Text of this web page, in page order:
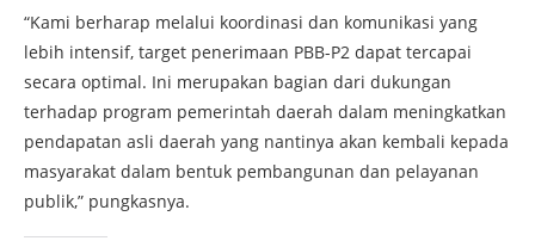
“Kami berharap melalui koordinasi dan komunikasi yang
lebih intensif, target penerimaan PBB-P2 dapat tercapai
secara optimal. Ini merupakan bagian dari dukungan
terhadap program pemerintah daerah dalam meningkatkan
pendapatan asli daerah yang nantinya akan kembali kepada
masyarakat dalam bentuk pembangunan dan pelayanan
publik,” pungkasnya.